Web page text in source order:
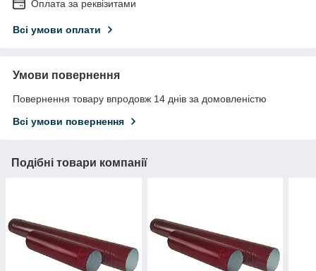
Оплата за реквізитами
Всі умови оплати
Умови повернення
Повернення товару впродовж 14 днів за домовленістю
Всі умови повернення
Подібні товари компанії